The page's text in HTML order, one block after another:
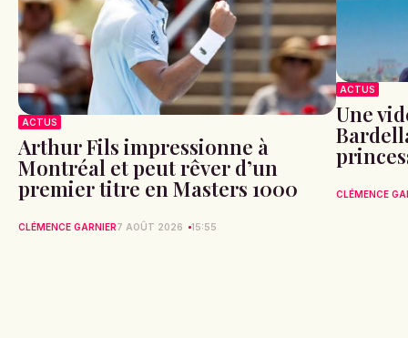
ACTUS
Arthur Fils impressionne à
Montréal et peut rêver d’un
premier titre en Masters 1000
CLÉMENCE GARNIER7 AOÛT 2026 15:55
ACTUS
Une
CLÉMENCE